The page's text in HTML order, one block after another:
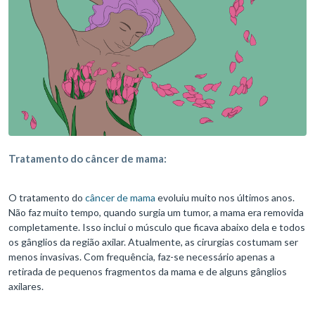
Tratamento do câncer de mama:
O tratamento do câncer de mama evoluiu muito nos últimos anos.
Não faz muito tempo, quando surgia um tumor, a mama era removida
completamente. Isso inclui o músculo que ficava abaixo dela e todos
os gânglios da região axilar. Atualmente, as cirurgias costumam ser
menos invasivas. Com frequência, faz-se necessário apenas a
retirada de pequenos fragmentos da mama e de alguns gânglios
axilares.